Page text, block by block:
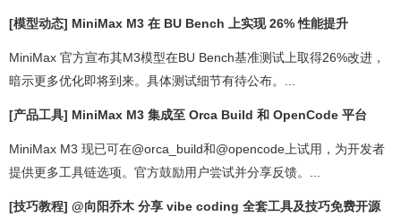
[模型动态] MiniMax M3 在 BU Bench 上实现 26% 性能提升
MiniMax 官方宣布其M3模型在BU Bench基准测试上取得26%改进，
暗示更多优化即将到来。具体测试细节有待公布。...
[产品工具] MiniMax M3 集成至 Orca Build 和 OpenCode 平台
MiniMax M3 现已可在@orca_build和@opencode上试用，为开发者
提供更多工具链选项。官方鼓励用户尝试并分享反馈。...
[技巧教程] @向阳乔木 分享 vibe coding 全套工具及技巧免费开源